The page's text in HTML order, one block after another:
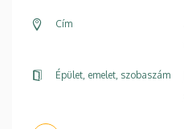
Cím
Épület, emelet, szobaszám